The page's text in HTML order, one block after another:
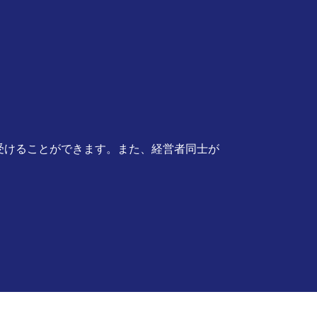
ることができます。また、経営者同士が